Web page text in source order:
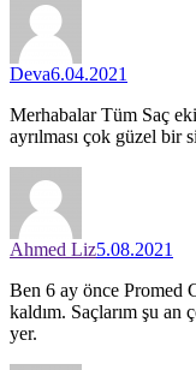
Deva6.04.2021
Merhabalar Tüm Saç
ayrılması çok güzel bir
Ahmed Liz5.08.2021
Ben 6 ay önce Promed
kaldım. Saçlarım şu
yer.